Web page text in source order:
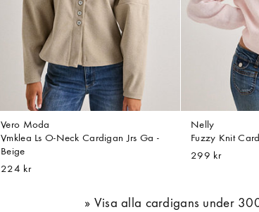
Vero Moda
Vmklea Ls O-Neck Cardigan Jrs Ga -
Beige
224 kr
Nelly
Fuzzy Knit
299 kr
Visa alla cardigans under